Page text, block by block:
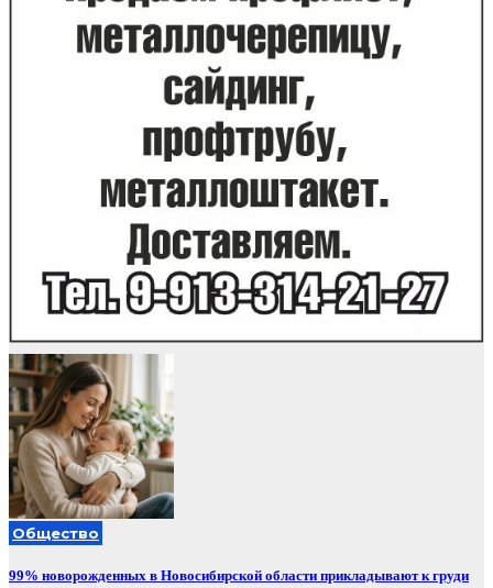
Общество
99% новорожденных в Новосибирской области прикладывают к груди